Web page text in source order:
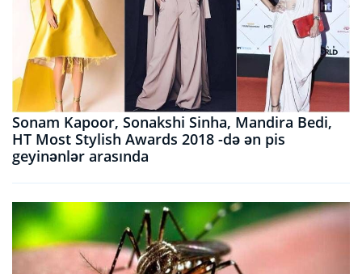
Sonam Kapoor, Sonakshi Sinha, Mandira Bedi,
HT Most Stylish Awards 2018 -də ən pis
geyinənlər arasında